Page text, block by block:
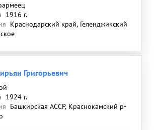
1916 г.
Краснодарский край, Геленджикский
Григорьевич
1924 г.
Башкирская АССР, Краснокамский р-